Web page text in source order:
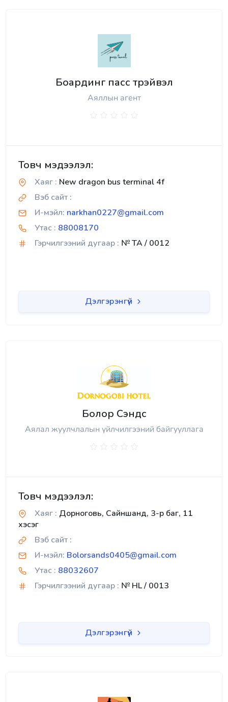
Боардинг пасс трэйвэл
Аяллын агент
Товч мэдээлэл:
Хаяг : New dragon bus terminal 4f
Вэб сайт :
И-мэйл: narkhan0227@gmail.com
Утас : 88008170
Гэрчилгээний дугаар : № TA / 0012
Дэлгэрэнгүй
Болор Сэндс
Аялал жуулчлалын үйлчилгээний байгууллага
Товч мэдээлэл:
Хаяг : Дорноговь, Сайншанд, 3-р баг, 11
хэсэг
Вэб сайт :
И-мэйл: Bolorsands0405@gmail.com
Утас : 88032607
Гэрчилгээний дугаар : № HL / 0013
Дэлгэрэнгүй